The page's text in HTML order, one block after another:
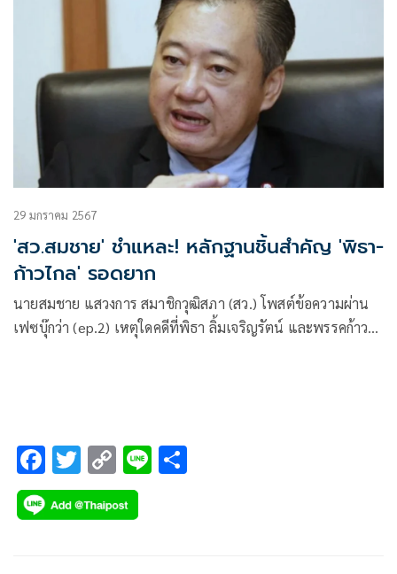
29 มกราคม 2567
'สว.สมชาย' ชำแหละ! หลักฐานชิ้นสำคัญ 'พิธา-
ก้าวไกล' รอดยาก
นายสมชาย แสวงการ สมาชิกวุฒิสภา (สว.) โพสต์ข้อความผ่าน
เฟซบุ๊กว่า (ep.2) เหตุใดคดีที่พิธา ลิ้มเจริญรัตน์ และพรรคก้าว
F
ac
e
T
wi
tt
C
o
p
Li